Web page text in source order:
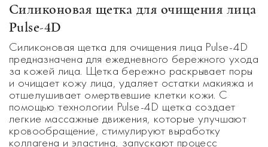
Силиконовая щетка для очищения лица
Pulse-4D
Силиконовая щетка для очищения лица Pulse-4D
предназначена для ежедневного бережного ухода
за кожей лица. Щетка бережно раскрывает поры
и очищает кожу лица, удаляет остатки макияжа и
отшелушивает омертвевшие клетки кожи. С
помощью технологии Pulse-4D щетка создает
легкие массажные движения, которые улучшают
кровообращение, стимулируют выработку
коллагена и эластина, запускают процесс